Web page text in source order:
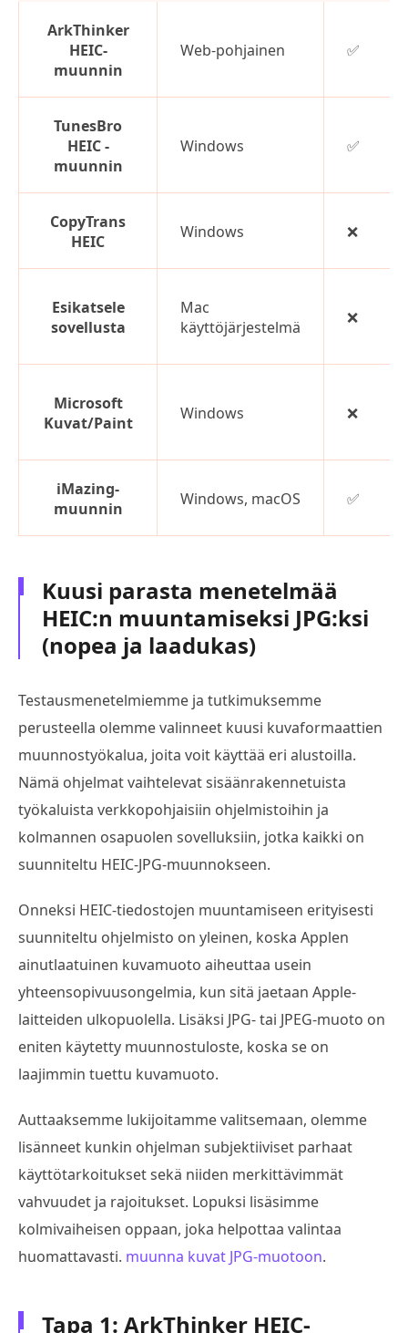
ArkThinker
HEIC-
muunnin
Web-pohjainen ✅
TunesBro
HEIC -
muunnin
Windows ✅
CopyTrans
HEIC
Windows ❌
Esikatsele
sovellusta
Mac
käyttöjärjestelmä
❌
Microsoft
Kuvat/Paint
Windows ❌
iMazing-
muunnin
Windows, macOS ✅
Kuusi parasta menetelmää
HEIC:n muuntamiseksi JPG:ksi
(nopea ja laadukas)
Testausmenetelmiemme ja tutkimuksemme
perusteella olemme valinneet kuusi kuvaformaattien
muunnostyökalua, joita voit käyttää eri alustoilla.
Nämä ohjelmat vaihtelevat sisäänrakennetuista
työkaluista verkkopohjaisiin ohjelmistoihin ja
kolmannen osapuolen sovelluksiin, jotka kaikki on
suunniteltu HEIC-JPG-muunnokseen.
Onneksi HEIC-tiedostojen muuntamiseen erityisesti
suunniteltu ohjelmisto on yleinen, koska Applen
ainutlaatuinen kuvamuoto aiheuttaa usein
yhteensopivuusongelmia, kun sitä jaetaan Apple-
laitteiden ulkopuolella. Lisäksi JPG- tai JPEG-muoto on
eniten käytetty muunnostuloste, koska se on
laajimmin tuettu kuvamuoto.
Auttaaksemme lukijoitamme valitsemaan, olemme
lisänneet kunkin ohjelman subjektiiviset parhaat
käyttötarkoitukset sekä niiden merkittävimmät
vahvuudet ja rajoitukset. Lopuksi lisäsimme
kolmivaiheisen oppaan, joka helpottaa valintaa
huomattavasti. muunna kuvat JPG-muotoon.
Tapa 1: ArkThinker HEIC-